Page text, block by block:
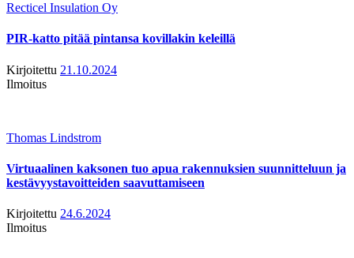
Recticel Insulation Oy
PIR-katto pitää pintansa kovillakin keleillä
Kirjoitettu 21.10.2024
Ilmoitus
Thomas Lindstrom
Virtuaalinen kaksonen tuo apua rakennuksien suunnitteluun ja
kestävyystavoitteiden saavuttamiseen
Kirjoitettu 24.6.2024
Ilmoitus